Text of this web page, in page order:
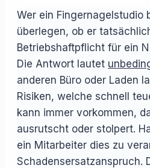
Wer ein Fingernagelstudio
überlegen, ob er
Betriebshaftpflicht für ein
Die Antwort lautet
anderen Büro oder Laden
Risiken, welche schnell
kann immer vorkommen,
ausrutscht oder stolpert.
ein Mitarbeiter dies zu
Schadensersatzanspruch.